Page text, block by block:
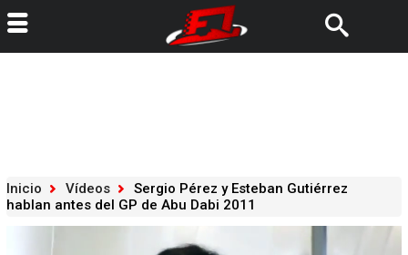
Inicio Vídeos
Sergio Pérez y Esteban Gutiérrez
hablan antes del GP de Abu Dabi 2011